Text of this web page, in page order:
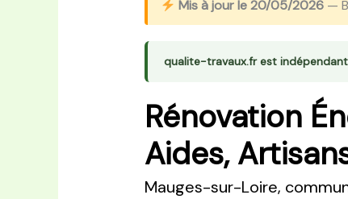
Mis à jour le 20/05/2026—
qualite-travaux.fr est
Rénovation
Aides,
Mauges-sur-Loire,